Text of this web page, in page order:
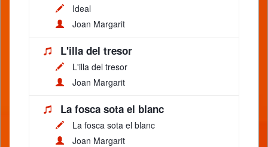
Ideal
Joan Margarit
L'illa del tresor
L'illa del tresor
Joan Margarit
La fosca sota el blanc
La fosca sota el blanc
Joan Margarit